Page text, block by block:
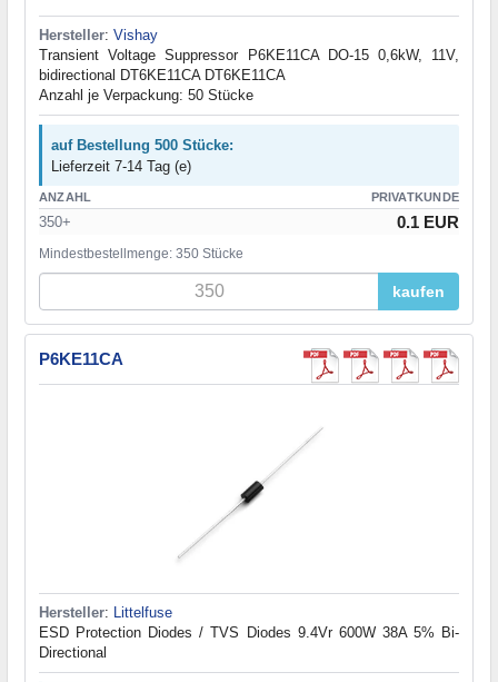
Hersteller: Vishay
Transient Voltage Suppressor P6KE11CA DO-15 0,6kW, 11V,
bidirectional DT6KE11CA DT6KE11CA
Anzahl je Verpackung: 50 Stücke
auf Bestellung 500 Stücke:
Lieferzeit 7-14 Tag (e)
ANZAHL PRIVATKUNDE
350+ 0.1 EUR
Mindestbestellmenge: 350 Stücke
kaufen
P6KE11CA
Hersteller: Littelfuse
ESD Protection Diodes / TVS Diodes 9.4Vr 600W 38A 5% Bi-
Directional